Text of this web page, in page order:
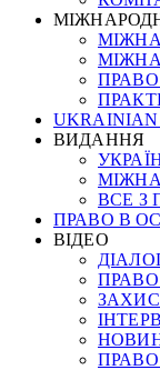
ВИДАННЯ
ВСЕ З
ПРАВО В
ВІДЕО